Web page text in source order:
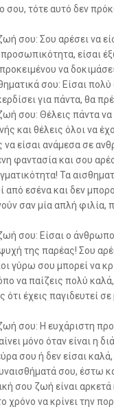
τότε αυτό δεν
σου: Σου αρέσει να
είσαι
να
σου: Είσαι
για πάντα, θα
σου: Θέλεις πάντα
και θέλεις όλοι να
να είσαι ανάμεσα σε
φαντασία και σου
Τα
από εσένα και δεν
σαν μία απλή
σου: Είσαι ο
της παρέας! Σου
γύρω σου μπορεί να
να παίζεις πολύ
έχεις παγιδευτεί
σου: Η ευχάριστη
μόνο όταν είναι η
σου ή δεν είσαι
σου, έστω
σου ζωή είναι
χρόνο να κρίνει την